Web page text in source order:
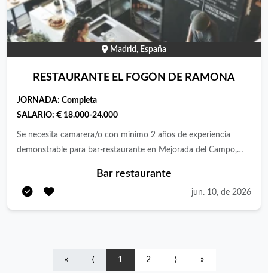
sólidos, donde las personas se sientan valoradas, puedan crecer
profesionalmente y se sientan orgullosas de formar parte de
nuestro proyecto. Si compartes nuestra forma de entender la
hostelería, estaremos encantados de conocerte. ¡Te esperamos
para crecer juntos!
Madrid, España
RESTAURANTE EL FOGÓN DE RAMONA
JORNADA: Completa
SALARIO:
18.000-24.000
Se necesita camarera/o con minimo 2 años de experiencia
demonstrable para bar-restaurante en Mejorada del Campo,
tenga capacidad de ventas. Incorporación inmediata.
Bar restaurante
jun. 10, de 2026
« ⟨ 1 2 ⟩ »